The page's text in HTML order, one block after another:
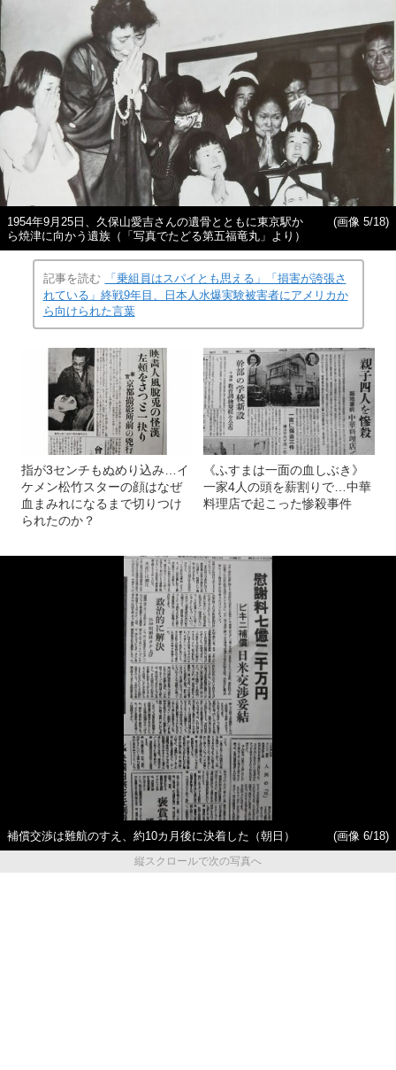
1954年9月25日、久保山愛吉さんの遺骨とともに東京駅か
ら焼津に向かう遺族（「写真でたどる第五福竜丸」より）
(画像 5/18)
記事を読む
「乗組員はスパイとも思える」「損害が誇張さ
れている」終戦9年目、日本人水爆実験被害者にアメリカか
ら向けられた言葉
指が3センチもぬめり込み…イ
ケメン松竹スターの顔はなぜ
血まみれになるまで切りつけ
られたのか？
《ふすまは一面の血しぶき》
一家4人の頭を薪割りで…中華
料理店で起こった惨殺事件
補償交渉は難航のすえ、約10カ月後に決着した（朝日）
(画像 6/18)
縦スクロールで次の写真へ